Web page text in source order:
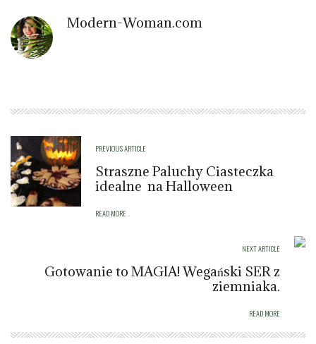
Modern-Woman.com
PREVIOUS ARTICLE
Straszne Paluchy Ciasteczka
idealne na Halloween
READ MORE
NEXT ARTICLE
Gotowanie to MAGIA! Wegański SER z
ziemniaka.
READ MORE